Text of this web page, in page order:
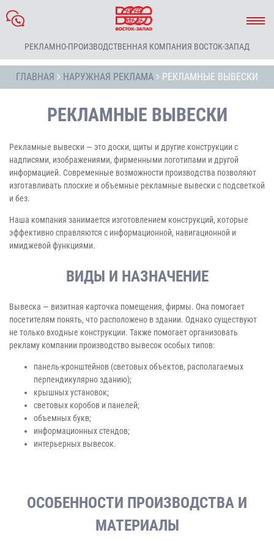
РЕКЛАМНО-ПРОИЗВОДСТВЕННАЯ КОМПАНИЯ ВОСТОК-ЗАПАД
ГЛАВНАЯ НАРУЖНАЯ РЕКЛАМА РЕКЛАМНЫЕ ВЫВЕСКИ
РЕКЛАМНЫЕ ВЫВЕСКИ
Рекламные вывески — это доски, щиты и другие конструкции с
надписями, изображениями, фирменными логотипами и другой
информацией. Современные возможности производства позволяют
изготавливать плоские и объемные рекламные вывески с подсветкой
и без.
Наша компания занимается изготовлением конструкций, которые
эффективно справляются с информационной, навигационной и
имиджевой функциями.
ВИДЫ И НАЗНАЧЕНИЕ
Вывеска — визитная карточка помещения, фирмы. Она помогает
посетителям понять, что расположено в здании. Однако существуют
не только входные конструкции. Также помогает организовать
рекламу компании производство вывесок особых типов:
панель-кронштейнов (световых объектов, располагаемых
перпендикулярно зданию);
крышных установок;
световых коробов и панелей;
объемных букв;
информационных стендов;
интерьерных вывесок.
ОСОБЕННОСТИ ПРОИЗВОДСТВА И
МАТЕРИАЛЫ